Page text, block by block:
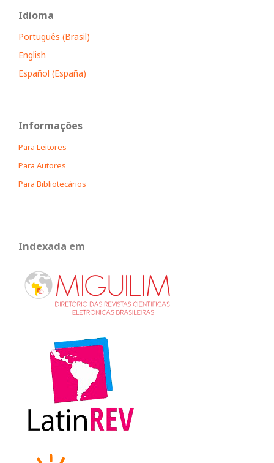
Idioma
Português (Brasil)
English
Español (España)
Informações
Para Leitores
Para Autores
Para Bibliotecários
Indexada em